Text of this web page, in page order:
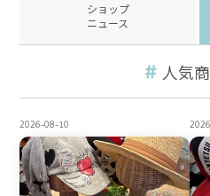
ショップ
ニュース
人気
2026-08-10